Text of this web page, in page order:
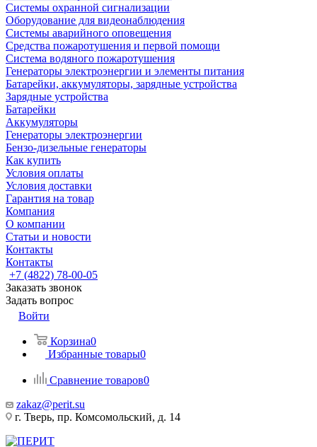
Системы охранной сигнализации
Оборудование для видеонаблюдения
Системы аварийного оповещения
Средства пожаротушения и первой помощи
Система водяного пожаротушения
Генераторы электроэнергии и элементы питания
Батарейки, аккумуляторы, зарядные устройства
Зарядные устройства
Батарейки
Аккумуляторы
Генераторы электроэнергии
Бензо-дизельные генераторы
Как купить
Условия оплаты
Условия доставки
Гарантия на товар
Компания
О компании
Статьи и новости
Контакты
Контакты
+7 (4822) 78-00-05
Заказать звонок
Задать вопрос
Войти
Корзина0
Избранные товары0
Сравнение товаров0
zakaz@perit.su
г. Тверь, пр. Комсомольский, д. 14